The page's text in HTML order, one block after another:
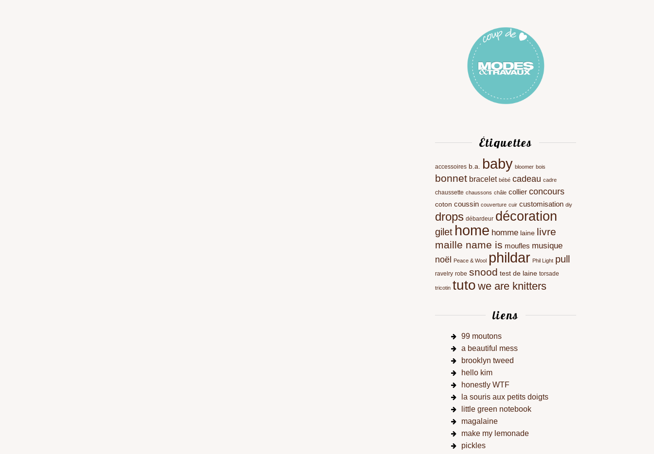
Étiquettes
accessoires b.a. baby bloomer bois
bonnet bracelet bébé cadeau cadre
chaussette chaussons châle collier concours
coton coussin couverture cuir customisation diy
drops débardeur décoration
gilet home homme laine livre
maille name is moufles musique
noël Peace & Wool phildar Phil Light pull
ravelry robe snood test de laine torsade
tricotin tuto we are knitters
liens
99 moutons
a beautiful mess
brooklyn tweed
hello kim
honestly WTF
la souris aux petits doigts
little green notebook
magalaine
make my lemonade
pickles